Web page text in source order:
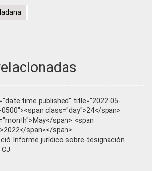
time published" title="2022-05-
0500"><span class="day">24</span>
span> <span
span></span>
Informe jurídico sobre designación